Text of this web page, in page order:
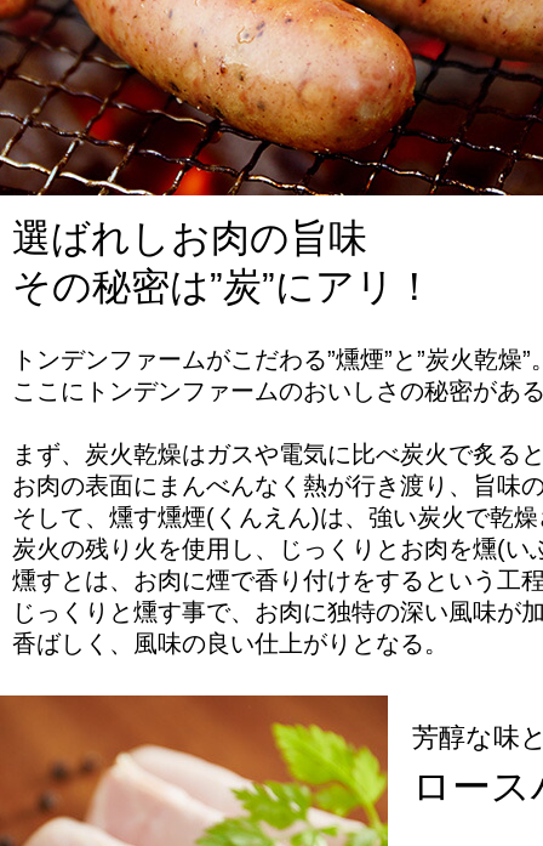
選ばれしお肉の旨味
その秘密は”炭”にアリ！
トンデンファームがこだわる”燻煙”と”炭火乾燥”
ここにトンデンファームのおいしさの秘密があ
まず、炭火乾燥はガスや電気に比べ炭火で炙る
お肉の表面にまんべんなく熱が行き渡り、旨味
そして、燻す燻煙(くんえん)は、強い炭火で乾
炭火の残り火を使用し、じっくりとお肉を燻(い
燻すとは、お肉に煙で香り付けをするという工
じっくりと燻す事で、お肉に独特の深い風味が
香ばしく、風味の良い仕上がりとなる。
芳醇な味
ロー